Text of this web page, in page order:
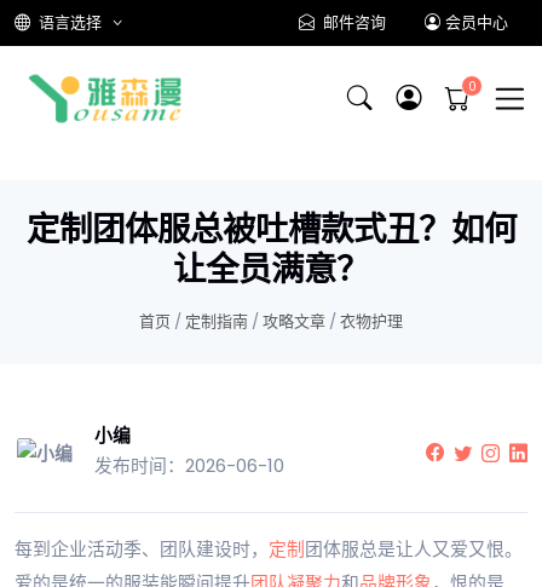
语言选择 邮件咨询 会员中心
定制团体服总被吐槽款式丑？如何
让全员满意？
首页 / 定制指南 / 攻略文章 / 衣物护理
小编
发布时间：2026-06-10
每到企业活动季、团队建设时， 定制团体服总是让人又爱又恨。